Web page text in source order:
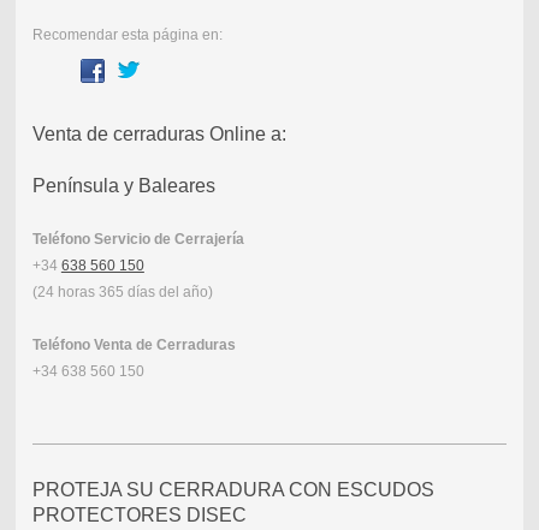
Recomendar esta página en:
Venta de cerraduras Online a:
Península y Baleares
Teléfono Servicio de Cerrajería
+34 638 560 150
(24 horas 365 días del año)
Teléfono Venta de Cerraduras
+34 638 560 150
PROTEJA SU CERRADURA CON ESCUDOS
PROTECTORES DISEC